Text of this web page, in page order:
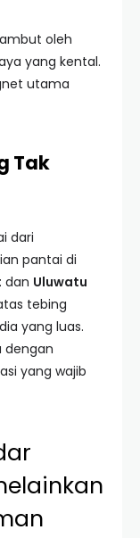
oleh
yang kental.
utama
Tak
dari
pantai di
dan Uluwatu
tebing
yang luas.
dengan
yang wajib